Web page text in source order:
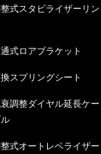
式スタビライザーリン
式ロアブラケット
スプリングシート
調整ダイヤル延長ケー
式オートレベライザー